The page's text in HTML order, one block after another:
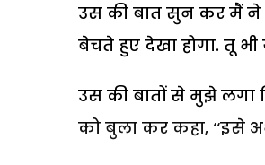
उस की बात सुन कर मैं ने
बेचते हुए देखा होगा. तू
उस की बातों से मुझे लगा
को बुला कर कहा, ‘‘इसे